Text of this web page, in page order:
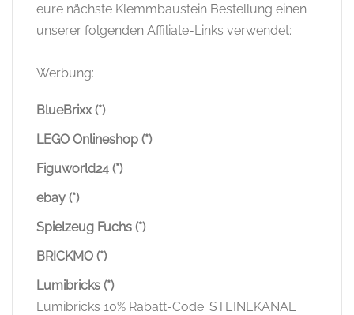
eure nächste Klemmbaustein Bestellung einen
unserer folgenden Affiliate-Links verwendet:
Werbung:
BlueBrixx (*)
LEGO Onlineshop (*)
Figuworld24 (*)
ebay (*)
Spielzeug Fuchs (*)
BRICKMO (*)
Lumibricks (*)
Lumibricks 10% Rabatt-Code: STEINEKANAL